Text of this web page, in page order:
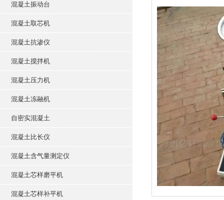
混凝土振动台
混凝土取芯机
混凝土抗渗仪
混凝土搅拌机
混凝土压力机
混凝土冻融机
自密实混凝土
混凝土比长仪
混凝土含气量测定仪
混凝土芯样磨平机
混凝土芯样补平机